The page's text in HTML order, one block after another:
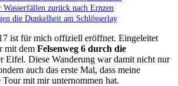
zurück nach Ernzen
die Dunkelheit am Schlösserlay
ist für mich offiziell eröffnet. Eingeleitet
mit dem Felsenweg 6 durch die
Eifel. Diese Wanderung war damit nicht nur
auch das erste Mal, dass meine
Tour mit mir unternommen hat.